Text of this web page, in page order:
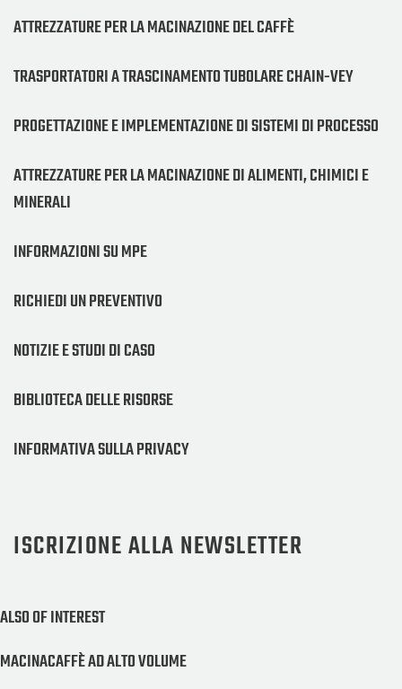
ATTREZZATURE PER LA MACINAZIONE DEL CAFFÈ
TRASPORTATORI A TRASCINAMENTO TUBOLARE CHAIN-VEY
PROGETTAZIONE E IMPLEMENTAZIONE DI SISTEMI DI PROCESSO
ATTREZZATURE PER LA MACINAZIONE DI ALIMENTI, CHIMICI E
MINERALI
INFORMAZIONI SU MPE
RICHIEDI UN PREVENTIVO
NOTIZIE E STUDI DI CASO
BIBLIOTECA DELLE RISORSE
INFORMATIVA SULLA PRIVACY
ISCRIZIONE ALLA NEWSLETTER
ALSO OF INTEREST
MACINACAFFÈ AD ALTO VOLUME